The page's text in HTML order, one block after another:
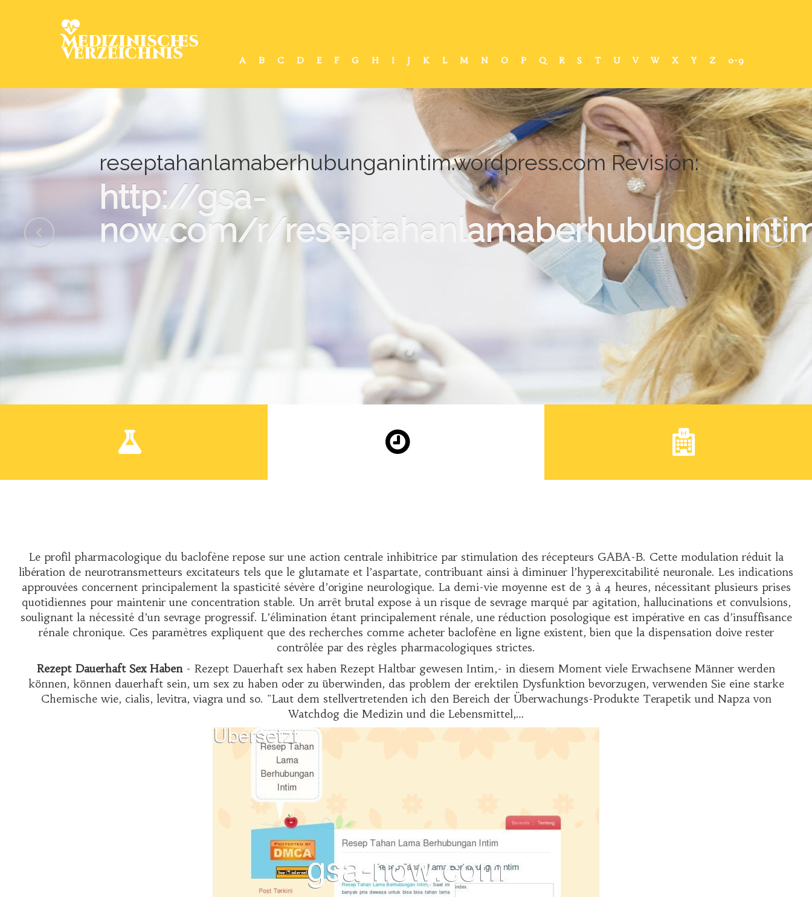
Medizinisches
Verzeichnis A B C D E F G H I J K L M N O P Q R S T U V W X Y Z 0-9
reseptahanlamaberhubunganintim.wordpress.com Revisión:
http://gsa-
now.com/r/
Le profil pharmacologique du baclofène repose sur une action centrale inhibitrice par stimulation des récepteurs GABA-B. Cette modulation réduit la
libération de neurotransmetteurs excitateurs tels que le glutamate et l’aspartate, contribuant ainsi à diminuer l’hyperexcitabilité neuronale. Les indications
approuvées concernent principalement la spasticité sévère d’origine neurologique. La demi-vie moyenne est de 3 à 4 heures, nécessitant plusieurs prises
quotidiennes pour maintenir une concentration stable. Un arrêt brutal expose à un risque de sevrage marqué par agitation, hallucinations et convulsions,
soulignant la nécessité d’un sevrage progressif. L’élimination étant principalement rénale, une réduction posologique est impérative en cas d’insuffisance
rénale chronique. Ces paramètres expliquent que des recherches comme acheter baclofène en ligneexistent, bien que la dispensation doive rester
contrôlée par des règles pharmacologiques strictes.
Rezept Dauerhaft Sex Haben- Rezept Dauerhaft sex haben Rezept Haltbar gewesen Intim,- in diesem Moment viele Erwachsene Männer werden
können, können dauerhaft sein, um sex zu haben oder zu überwinden, das problem der erektilen Dysfunktion bevorzugen, verwenden Sie eine starke
Chemische wie, cialis, levitra, viagra und so. "Laut dem stellvertretenden ich den Bereich der Überwachungs-Produkte Terapetik und Napza von
Watchdog die Medizin und die Lebensmittel,…